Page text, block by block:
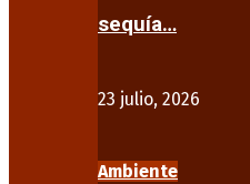
sequía…
23 julio, 2026
Ambiente